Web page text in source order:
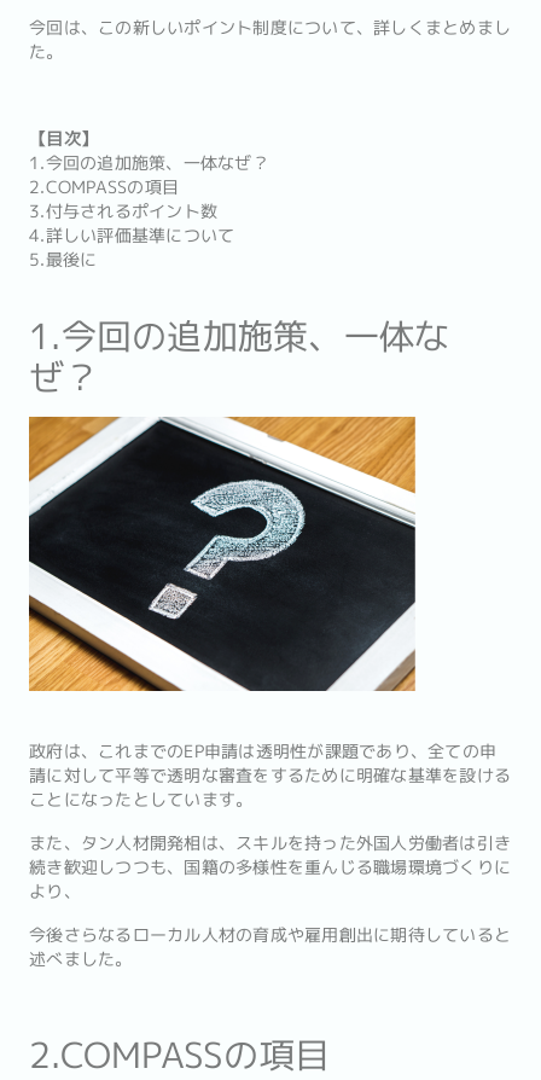
今回は、この新しいポイント制度について、詳しくまとめまし
た。
【目次】
1.今回の追加施策、一体なぜ？
2.COMPASSの項目
3.付与されるポイント数
4.詳しい評価基準について
5.最後に
1.今回の追加施策、一体な
ぜ？
政府は、これまでのEP申請は透明性が課題であり、全ての申
請に対して平等で透明な審査をするために明確な基準を設ける
ことになったとしています。
また、タン人材開発相は、スキルを持った外国人労働者は引き
続き歓迎しつつも、国籍の多様性を重んじる職場環境づくりに
より、
今後さらなるローカル人材の育成や雇用創出に期待していると
述べました。
2.COMPASSの項目